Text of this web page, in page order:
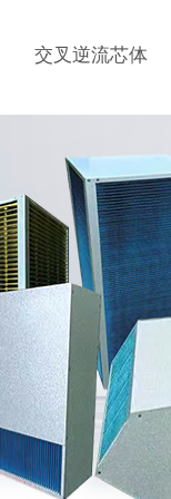
交叉逆流芯体